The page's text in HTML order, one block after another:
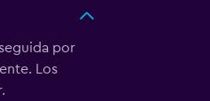
por
Los